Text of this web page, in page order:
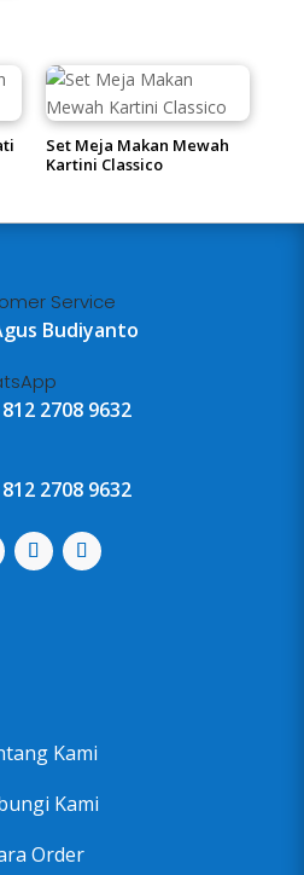
Set Meja Makan Mewah
Kartini Classico
Service
Budiyanto
2708 9632
2708 9632
Kami
Kami
Order